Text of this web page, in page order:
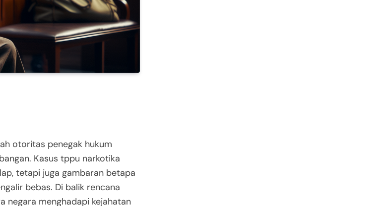
otoritas penegak hukum
Kasus tppu narkotika
tetapi juga gambaran betapa
bebas. Di balik rencana
negara menghadapi kejahatan